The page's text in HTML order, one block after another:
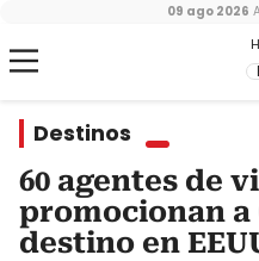
09 ago 2026
Destinos
60 agentes de
promocionan a
destino en